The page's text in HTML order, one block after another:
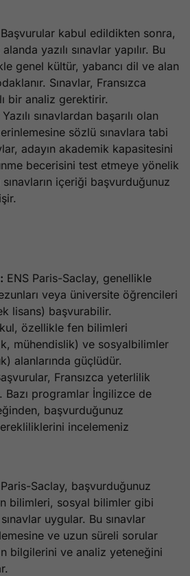
Başvurular kabul edildikten sonra,
yazılı sınavlar yapılır. Bu
genel kültür, yabancı dil ve alan
Sınavlar, Fransızca
bir analiz gerektirir.
Yazılı sınavlardan başarılı olan
sözlü sınavlara tabi
adayın akademik kapasitesini
becerisini test etmeye yönelik
içeriği başvurduğunuz
ENS Paris-Saclay, genellikle
veya üniversite öğrencileri
lisans) başvurabilir.
özellikle fen bilimleri
mühendislik) ve sosyalbilimler
alanlarında güçlüdür.
Fransızca yeterlilik
Bazı programlar İngilizce de
başvurduğunuz
incelemeniz
Paris-Saclay, başvurduğunuz
bilimleri, sosyal bilimler gibi
uygular. Bu sınavlar
ve uzun süreli sorular
bilgilerini ve analiz yeteneğini